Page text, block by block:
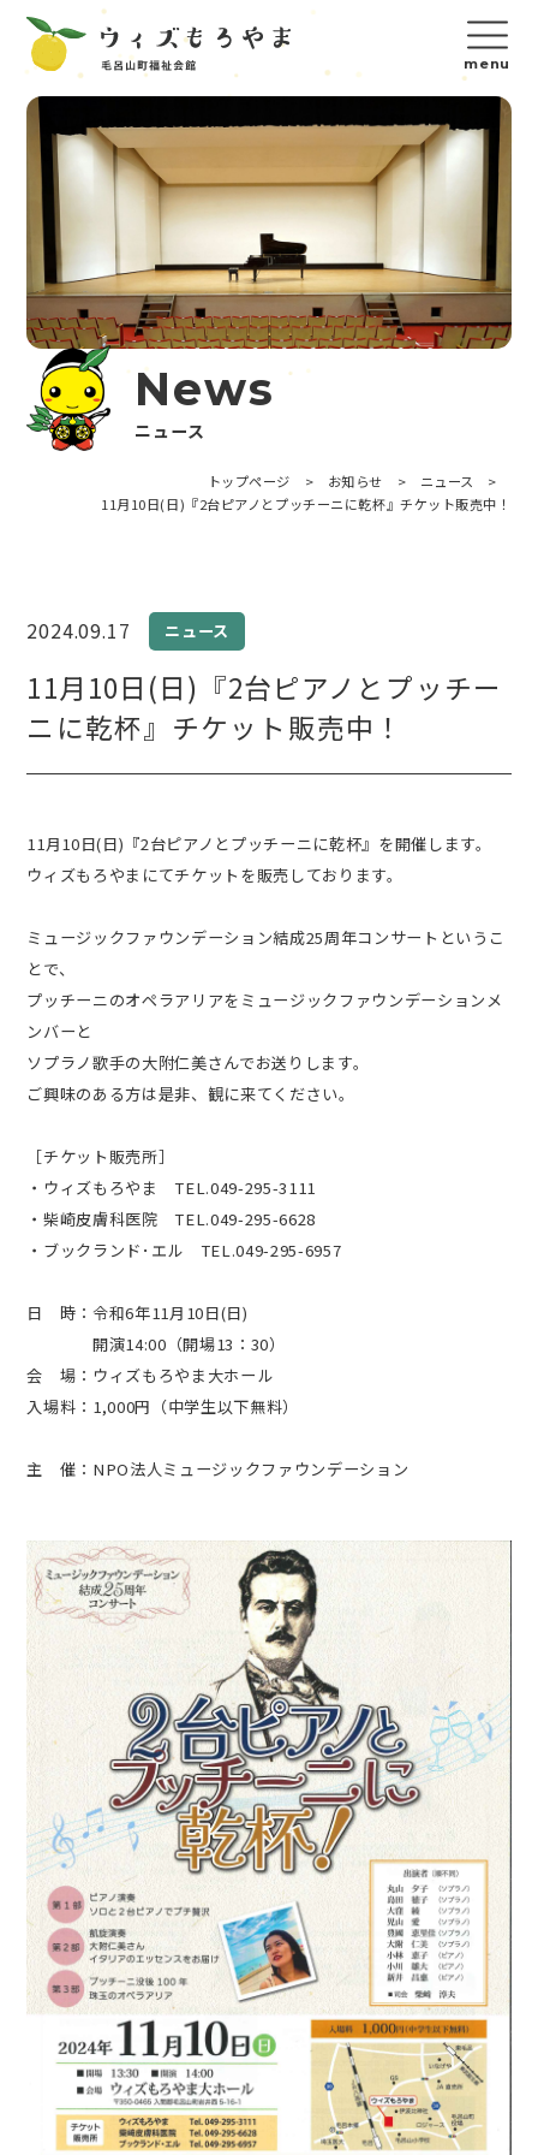
News
ニュース
トップページ > お知らせ > ニュース
>
11月10日(日)『2台ピアノとプッチーニに乾杯』チケット販売中！
2024.09.17 ニュース
11月10日(日)『2台ピアノとプッチー
ニに乾杯』チケット販売中！
11月10日(日)『2台ピアノとプッチーニに乾杯』を開催します。
ウィズもろやまにてチケットを販売しております。
ミュージックファウンデーション結成25周年コンサートというこ
とで、
プッチーニのオペラアリアをミュージックファウンデーションメ
ンバーと
ソプラノ歌手の大附仁美さんでお送りします。
ご興味のある方は是非、観に来てください。
［チケット販売所］
・ウィズもろやま TEL.049-295-3111
・柴崎皮膚科医院 TEL.049-295-6628
・ブックランド･エル TEL.049-295-6957
日 時： 令和6年11月10日(日)
開演14:00（開場13：30）
会 場：ウィズもろやま大ホール
入場料：1,000円（中学生以下無料）
主 催：NPO法人ミュージックファウンデーション